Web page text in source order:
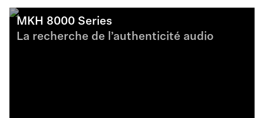
MKH 8000 Series
La recherche de l’authenticité audio